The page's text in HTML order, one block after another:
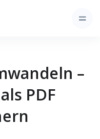
–
PDF